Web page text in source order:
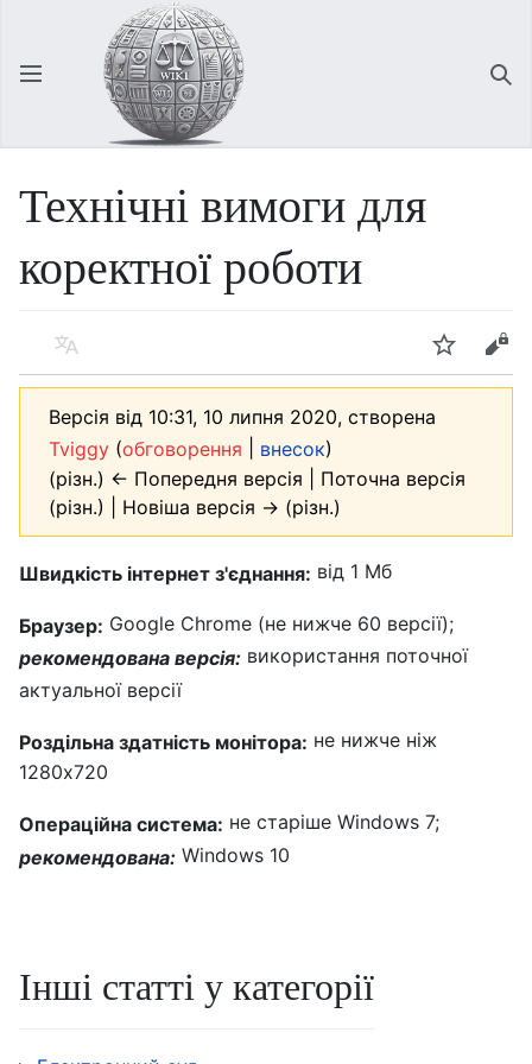
Відкрити головне меню
Технічні вимоги для
коректної роботи
Мова Спостерігати Редагувати
Версія від 10:31, 10 липня 2020, створена
Tviggy (обговорення внесок)
(різн.) ← Попередня версія | Поточна версія
(різн.) | Новіша версія → (різн.)
Швидкість інтернет з'єднання: від 1 Мб
Браузер: Google Chrome (не нижче 60 версії);
рекомендована версія: використання поточної
актуальної версії
Роздільна здатність монітора: не нижче ніж
1280x720
Операційна система: не старіше Windows 7;
рекомендована: Windows 10
Інші статті у категорії